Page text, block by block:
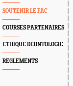
SOUTENIR LE FAC
COURSES PARTENAIRES
ETHIQUE DEONTOLOGIE
REGLEMENTS